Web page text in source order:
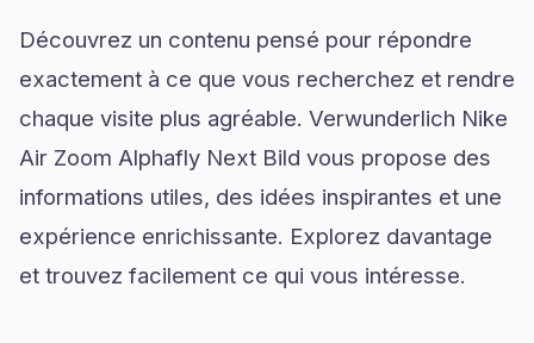
Découvrez un contenu pensé pour répondre
exactement à ce que vous recherchez et rendre
chaque visite plus agréable. Verwunderlich Nike
Air Zoom Alphafly Next Bild vous propose des
informations utiles, des idées inspirantes et une
expérience enrichissante. Explorez davantage
et trouvez facilement ce qui vous intéresse.